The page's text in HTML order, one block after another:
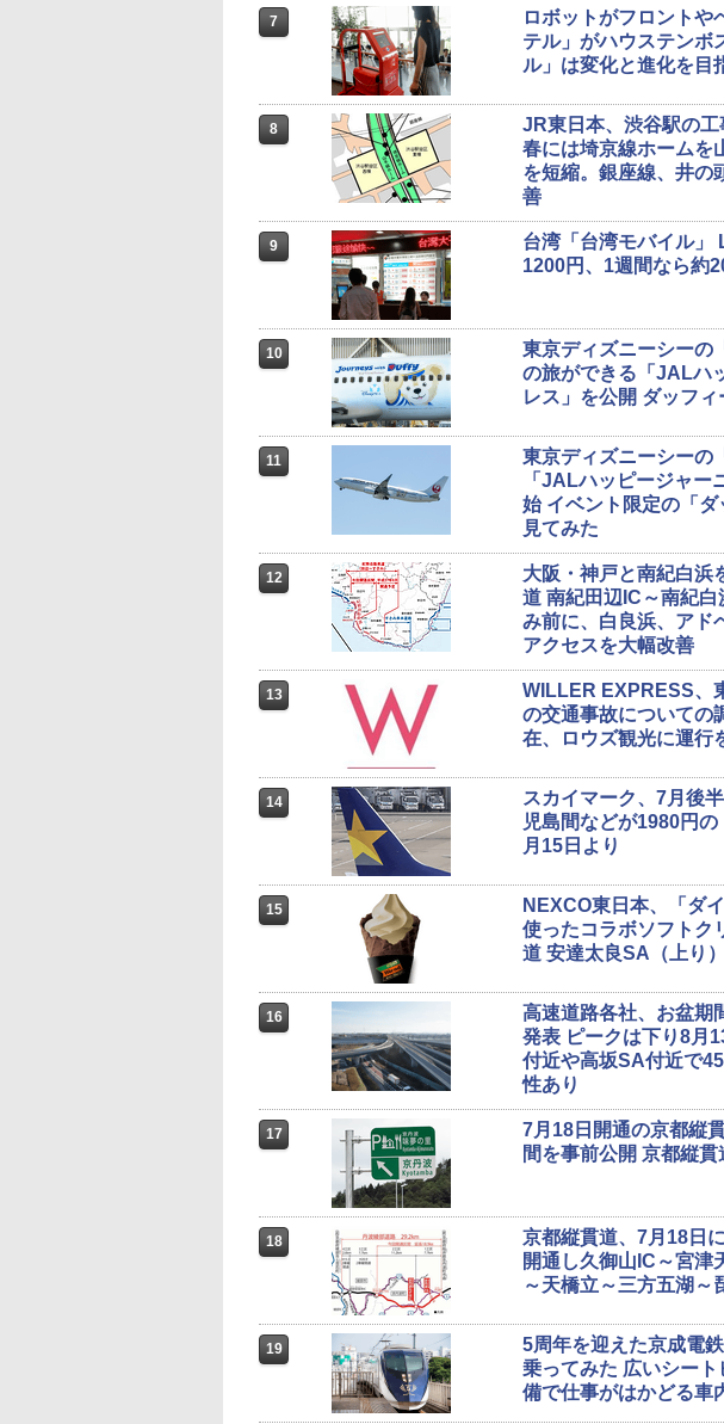
7
ロボットがフロントや
テル」がハウステンボ
ル」は変化と進化を目
8
JR東日本、渋谷駅の
春には埼京線ホームを
を短縮。銀座線、井の
善
9
台湾「台湾モバイル」
1200円、1週間なら約
10
東京ディズニーシーの
の旅ができる「JALハ
レス」を公開 ダッフ
11
東京ディズニーシーの
「JALハッピージャー
始 イベント限定の「
見てみた
12
大阪・神戸と南紀白浜
道 南紀田辺IC～南紀
み前に、白良浜、アド
アクセスを大幅改善
13
WILLER EXPRESS、
の交通事故についての
在、ロウズ観光に運行
14
スカイマーク、7月後
児島間などが1980円
月15日より
15
NEXCO東日本、「ダ
使ったコラボソフトク
道 安達太良SA（上り
16
高速道路各社、お盆期
発表 ピークは下り8月
付近や高坂SA付近で
性あり
17
7月18日開通の京都縦
間を事前公開 京都縦
18
京都縦貫道、7月18日
開通し久御山IC～宮津
～天橋立～三方五湖～
19
5周年を迎えた京成電
乗ってみた 広いシー
備で仕事がはかどる車